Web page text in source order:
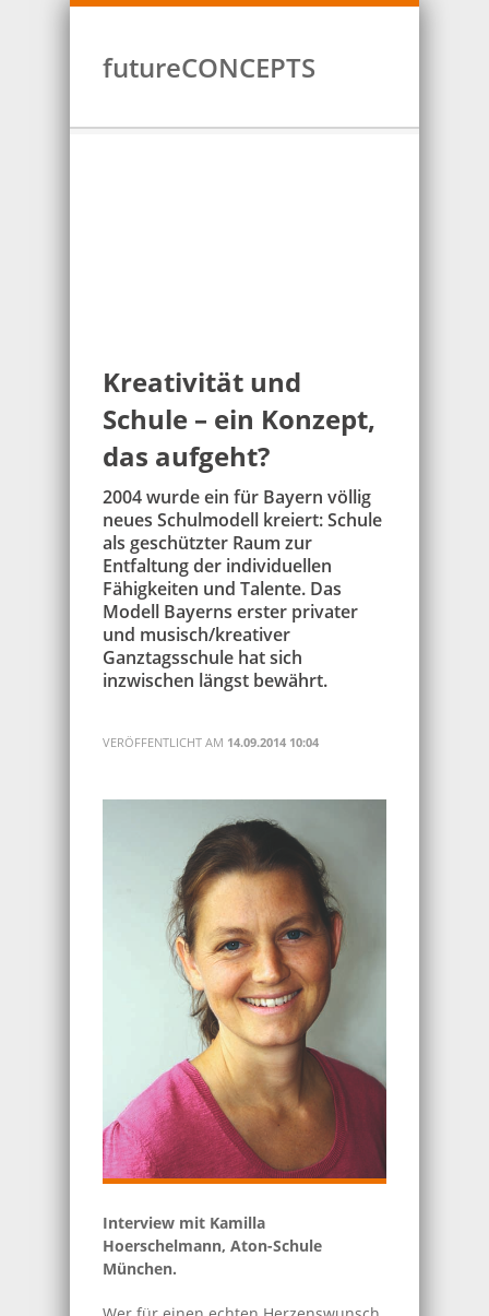
futureCONCEPTS
Kreativität und
Schule – ein Konzept,
das aufgeht?
2004 wurde ein für Bayern völlig
neues Schulmodell kreiert: Schule
als geschützter Raum zur
Entfaltung der individuellen
Fähigkeiten und Talente. Das
Modell Bayerns erster privater
und musisch/kreativer
Ganztagsschule hat sich
inzwischen längst bewährt.
VERÖFFENTLICHT AM 14.09.2014 10:04
Interview mit Kamilla
Hoerschelmann, Aton-Schule
München.